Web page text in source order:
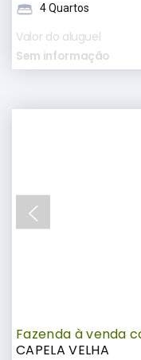
4 Quartos
Valor do aluguel
Sem informação
Fazenda à venda
CAPELA VELHA